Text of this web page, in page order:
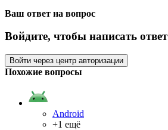
Ваш ответ на вопрос
Войдите, чтобы написать ответ
Войти через центр авторизации
Похожие вопросы
Android
+1 ещё